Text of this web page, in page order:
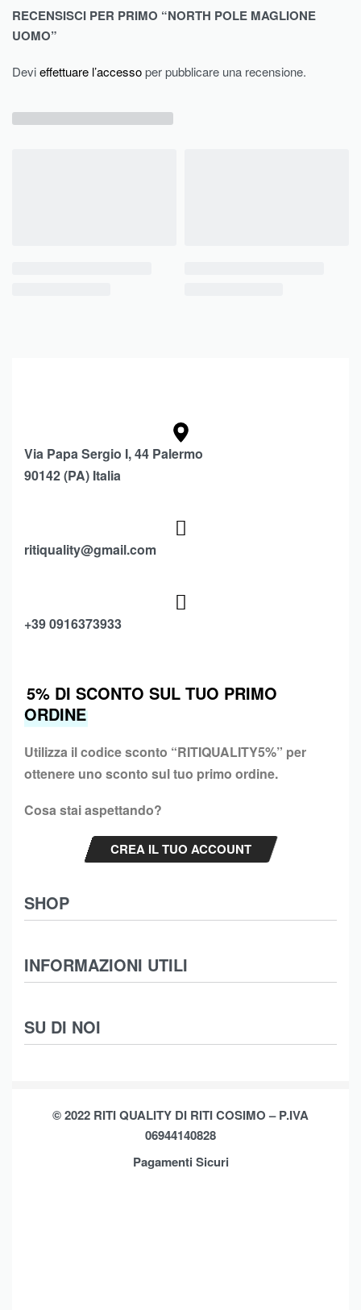
RECENSISCI PER PRIMO “NORTH POLE MAGLIONE
UOMO”
Devieffettuare l’accessoper pubblicare una recensione.
Via Papa Sergio I, 44 Palermo
90142 (PA) Italia
ritiquality@gmail.com
+39 0916373933
SHOP
Abbigliamento
Intimo
Moda Mare
SU DI NOI
Shop
INFORMAZIONI UTILI
Termini e Condizioni
Spedizioni
5% DI SCONTO SUL TUO PRIMO
ORDINE
Utilizza il codice sconto “RITIQUALITY5%” per
ottenere uno sconto sul tuo primo ordine.
Cosa stai aspettando?
CREA IL TUO ACCOUNT
© 2022 RITI QUALITY DI RITI COSIMO – P.IVA
06944140828
Pagamenti Sicuri